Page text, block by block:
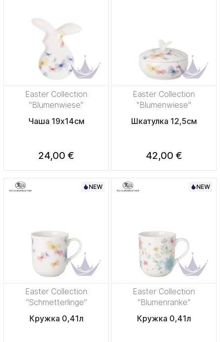
Easter Collection
"Blumenwiese"
Чаша 19х14см
24,00 €
Easter Collection
"Blumenwiese"
Шкатулка 12,5см
42,00 €
NEW
Easter Collection
"Schmetterlinge"
Кружка 0,41л
NEW
Easter Collection
"Blumenranke"
Кружка 0,41л